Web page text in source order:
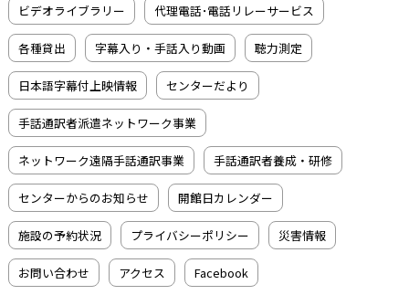
ビデオライブラリー 代理電話･電話リレーサービス
各種貸出 字幕入り・手話入り動画 聴力測定
日本語字幕付上映情報 センターだより
手話通訳者派遣ネットワーク事業
ネットワーク遠隔手話通訳事業 手話通訳者養成・研修
センターからのお知らせ 開館日カレンダー
施設の予約状況 プライバシーポリシー 災害情報
お問い合わせ アクセス Facebook